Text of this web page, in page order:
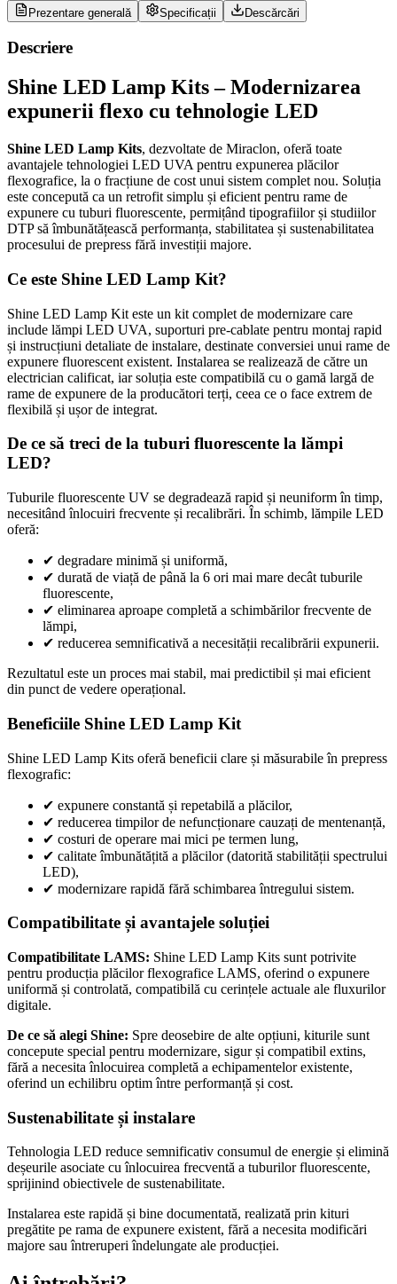
Prezentare generală Specificații Descărcări
Descriere
Shine LED Lamp Kits – Modernizarea
expunerii flexo cu tehnologie LED
Shine LED Lamp Kits, dezvoltate de Miraclon, oferă toate
avantajele tehnologiei LED UVA pentru expunerea plăcilor
flexografice, la o fracțiune de cost unui sistem complet nou. Soluția
este concepută ca un retrofit simplu și eficient pentru rame de
expunere cu tuburi fluorescente, permițând tipografiilor și studiilor
DTP să îmbunătățească performanța, stabilitatea și sustenabilitatea
procesului de prepress fără investiții majore.
Ce este Shine LED Lamp Kit?
Shine LED Lamp Kit este un kit complet de modernizare care
include lămpi LED UVA, suporturi pre-cablate pentru montaj rapid
și instrucțiuni detaliate de instalare, destinate conversiei unui rame de
expunere fluorescent existent. Instalarea se realizează de către un
electrician calificat, iar soluția este compatibilă cu o gamă largă de
rame de expunere de la producători terți, ceea ce o face extrem de
flexibilă și ușor de integrat.
De ce să treci de la tuburi fluorescente la lămpi
LED?
Tuburile fluorescente UV se degradează rapid și neuniform în timp,
necesitând înlocuiri frecvente și recalibrări. În schimb, lămpile LED
oferă:
✔ degradare minimă și uniformă,
✔ durată de viață de până la 6 ori mai mare decât tuburile
fluorescente,
✔ eliminarea aproape completă a schimbărilor frecvente de
lămpi,
✔ reducerea semnificativă a necesității recalibrării expunerii.
Rezultatul este un proces mai stabil, mai predictibil și mai eficient
din punct de vedere operațional.
Beneficiile Shine LED Lamp Kit
Shine LED Lamp Kits oferă beneficii clare și măsurabile în prepress
flexografic:
✔ expunere constantă și repetabilă a plăcilor,
✔ reducerea timpilor de nefuncționare cauzați de mentenanță,
✔ costuri de operare mai mici pe termen lung,
✔ calitate îmbunătățită a plăcilor (datorită stabilității spectrului
LED),
✔ modernizare rapidă fără schimbarea întregului sistem.
Compatibilitate și avantajele soluției
Compatibilitate LAMS: Shine LED Lamp Kits sunt potrivite
pentru producția plăcilor flexografice LAMS, oferind o expunere
uniformă și controlată, compatibilă cu cerințele actuale ale fluxurilor
digitale.
De ce să alegi Shine: Spre deosebire de alte opțiuni, kiturile sunt
concepute special pentru modernizare, sigur și compatibil extins,
fără a necesita înlocuirea completă a echipamentelor existente,
oferind un echilibru optim între performanță și cost.
Sustenabilitate și instalare
Tehnologia LED reduce semnificativ consumul de energie și elimină
deșeurile asociate cu înlocuirea frecventă a tuburilor fluorescente,
sprijinind obiectivele de sustenabilitate.
Instalarea este rapidă și bine documentată, realizată prin kituri
pregătite pe rama de expunere existent, fără a necesita modificări
majore sau întreruperi îndelungate ale producției.